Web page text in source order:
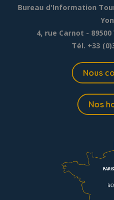
Bureau d'Information
4, rue Carnot -
Tél. +33
Nous
Nos